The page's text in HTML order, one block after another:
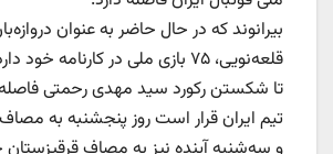
بیرانوند که در حال حاضر به عنوان
قلعه‌نویی، ۷۵ بازی ملی در کارنامه
تا شکستن رکورد سید مهدی رحمتی فاصله
تیم ایران قرار است روز پنجشنبه به